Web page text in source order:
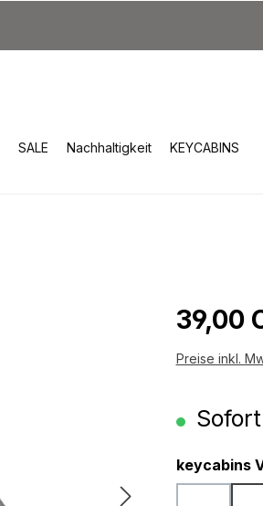
SALE Nachhaltigkeit KEYCABINS
39,00
Preise inkl.
keycabins